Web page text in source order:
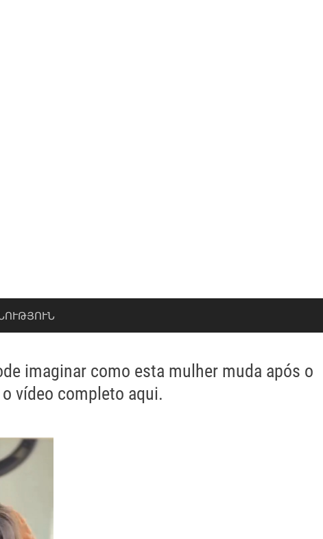
imaginar como esta mulher muda após o
vídeo completo aqui.